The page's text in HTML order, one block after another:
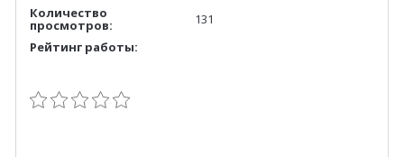
Количество
просмотров:
131
Рейтинг работы: